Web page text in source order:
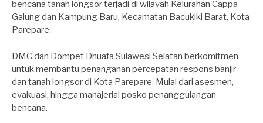
bencana tanah longsor terjadi di wilayah Kelurahan Cappa
Galung dan Kampung Baru, Kecamatan Bacukiki Barat, Kota
Parepare.
DMC dan Dompet Dhuafa Sulawesi Selatan berkomitmen
untuk membantu penanganan percepatan respons banjir
dan tanah longsor di Kota Parepare. Mulai dari asesmen,
evakuasi, hingga manajerial posko penanggulangan
bencana.